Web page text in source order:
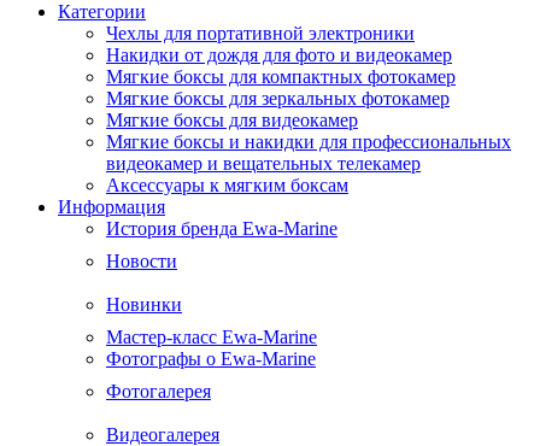
Категории
Чехлы для портативной электроники
Накидки от дождя для фото и видеокамер
Мягкие боксы для компактных фотокамер
Мягкие боксы для зеркальных фотокамер
Мягкие боксы для видеокамер
Мягкие боксы и накидки для профессиональных
видеокамер и вещательных телекамер
Аксессуары к мягким боксам
Информация
История бренда Ewa-Marine
Новости
Новинки
Мастер-класс Ewa-Marine
Фотографы о Ewa-Marine
Фотогалерея
Видеогалерея